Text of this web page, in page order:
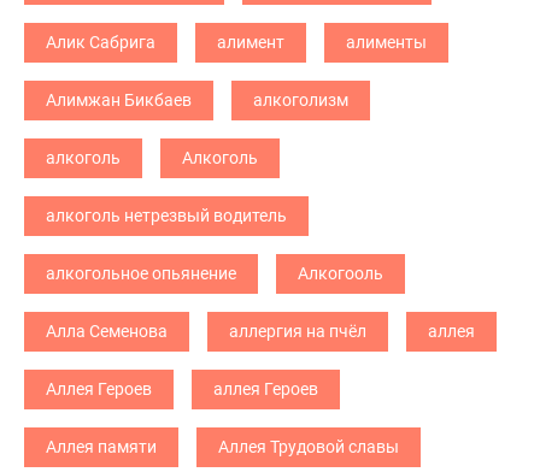
Алик Сабрига алимент алименты
Алимжан Бикбаев алкоголизм
алкоголь Алкоголь
алкоголь нетрезвый водитель
алкогольное опьянение Алкогооль
Алла Семенова аллергия на пчёл аллея
Аллея Героев аллея Героев
Аллея памяти Аллея Трудовой славы